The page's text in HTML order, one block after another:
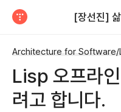
[장선진]
Architecture for Software/
Lisp 오프라
려고 합니다.